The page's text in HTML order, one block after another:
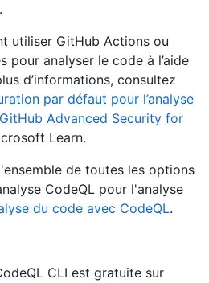
.
utiliser GitHub Actions ou
pour analyser le code à l’aide
d’informations, consultez
par défaut pour l’analyse
Advanced Security for
Learn.
de toutes les options
CodeQL pour l'analyse
du code avec CodeQL.
CLI est gratuite sur